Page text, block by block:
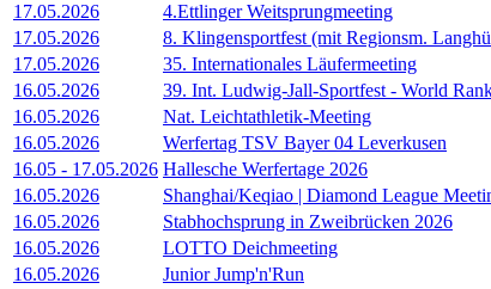
17.05.2026
4.Ettlinger Weitsprungmeeting
17.05.2026
8. Klingensportfest (mit Regionsm.
17.05.2026
35. Internationales Läufermeeting
16.05.2026
39. Int. Ludwig-Jall-Sportfest - World
16.05.2026
Nat. Leichtathletik-Meeting
16.05.2026
Werfertag TSV Bayer 04 Leverkusen
16.05 - 17.05.2026 Hallesche Werfertage 2026
16.05.2026
Shanghai/Keqiao | Diamond League
16.05.2026
Stabhochsprung in Zweibrücken 2026
16.05.2026
LOTTO Deichmeeting
16.05.2026
Junior Jump'n'Run